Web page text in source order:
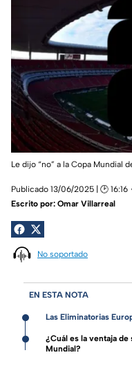
Le dijo “no” a la Copa Mundial
Publicado 13/06/2025 | 🕑 16:16
Escrito por: Omar Villarreal
No soportado
EN ESTA NOTA
Las Eliminatorias
¿Cuál es la ventaja
Mundial?